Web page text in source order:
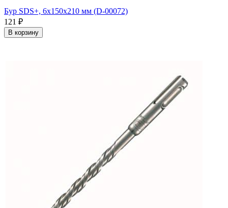
Бур SDS+, 6х150х210 мм (D-00072)
121
₽
В корзину